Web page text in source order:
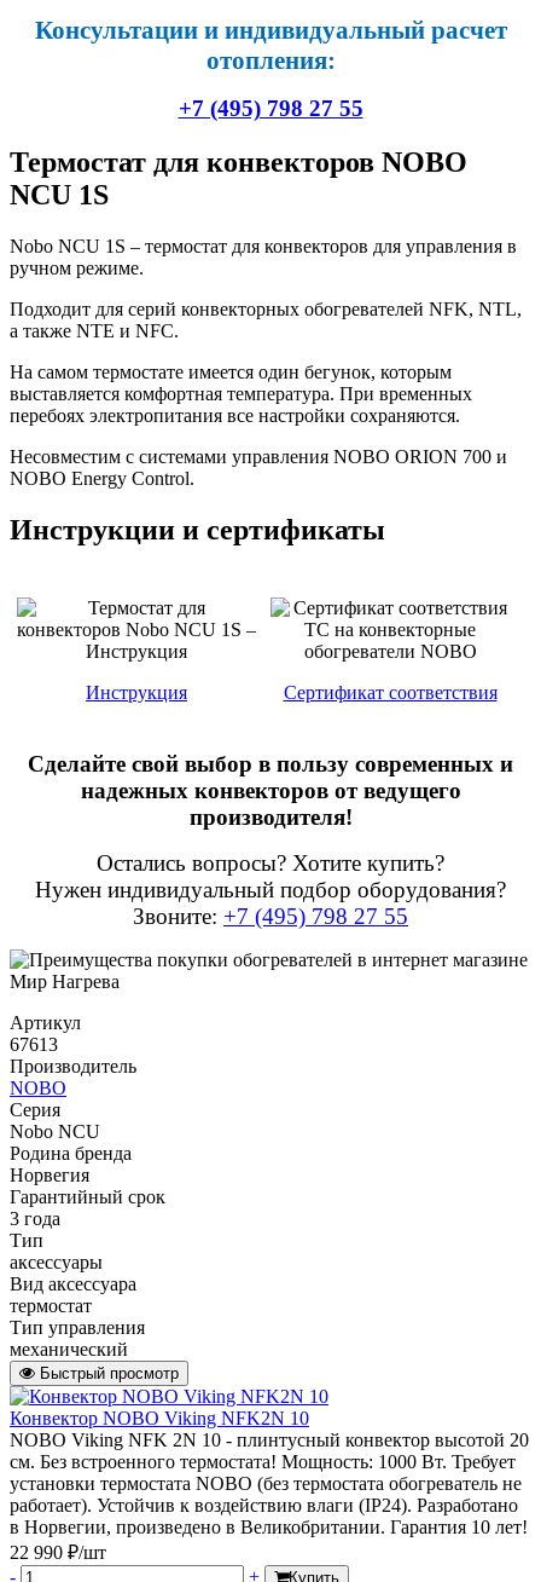
Консультации и индивидуальный расчет
отопления:
+7 (495) 798 27 55
Термостат для конвекторов NOBO
NCU 1S
Nobo NCU 1S – термостат для конвекторов для управления в
ручном режиме.
Подходит для серий конвекторных обогревателей NFK, NTL,
а также NTE и NFC.
На самом термостате имеется один бегунок, которым
выставляется комфортная температура. При временных
перебоях электропитания все настройки сохраняются.
Несовместим с системами управления NOBO ORION 700 и
NOBO Energy Control.
Инструкции и сертификаты
Инструкция Сертификат соответствия
Сделайте свой выбор в пользу современных и
надежных конвекторов от ведущего
производителя!
Остались вопросы? Хотите купить?
Нужен индивидуальный подбор оборудования?
Звоните: +7 (495) 798 27 55
Артикул
67613
Производитель
NOBO
Серия
Nobo NCU
Родина бренда
Норвегия
Гарантийный срок
3 года
Тип
аксессуары
Вид аксессуара
термостат
Тип управления
механический
Быстрый просмотр
Конвектор NOBO Viking NFK2N 10
NOBO Viking NFK 2N 10 - плинтусный конвектор высотой 20
см. Без встроенного термостата! Мощность: 1000 Вт. Требует
установки термостата NOBO (без термостата обогреватель не
работает). Устойчив к воздействию влаги (IP24). Разработано
в Норвегии, произведено в Великобритании. Гарантия 10 лет!
22 990 ₽/шт
-
+ Купить